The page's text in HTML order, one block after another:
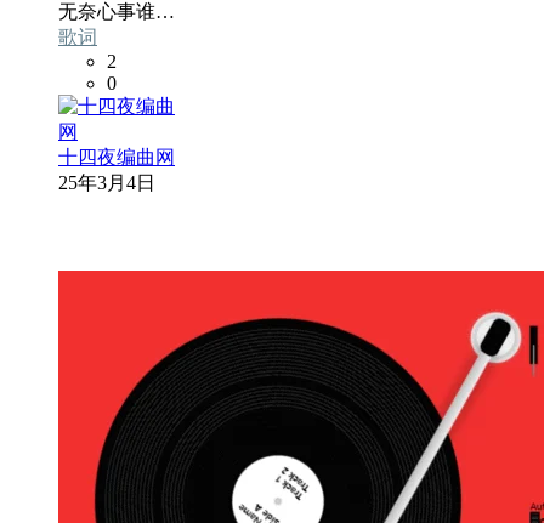
无奈心事谁…
歌词
2
0
十四夜编曲网
25年3月4日